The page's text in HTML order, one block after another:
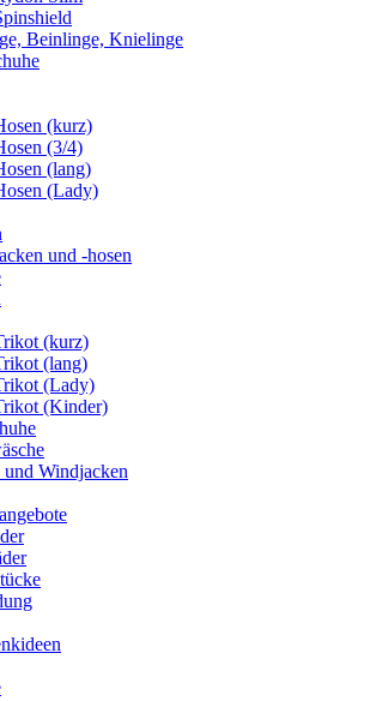
Beinlinge, Knielinge
(kurz)
(3/4)
(lang)
(Lady)
und -hosen
(kurz)
(lang)
(Lady)
(Kinder)
und Windjacken